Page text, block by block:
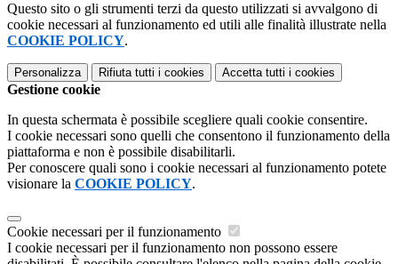
Questo sito o gli strumenti terzi da questo utilizzati si avvalgono di
cookie necessari al funzionamento ed utili alle finalità illustrate nella
COOKIE POLICY.
Personalizza Rifiuta tutti i cookies Accetta tutti i cookies
Gestione cookie
In questa schermata è possibile scegliere quali cookie consentire.
I cookie necessari sono quelli che consentono il funzionamento della
piattaforma e non è possibile disabilitarli.
Per conoscere quali sono i cookie necessari al funzionamento potete
visionare la COOKIE POLICY.
Cookie necessari per il funzionamento
I cookie necessari per il funzionamento non possono essere